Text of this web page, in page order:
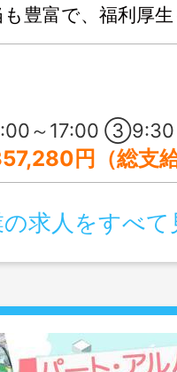
豊富で、福利厚
、温かい木造の
③すべての時間帯で勤務できる方(応相
円（総支
求人をすべて